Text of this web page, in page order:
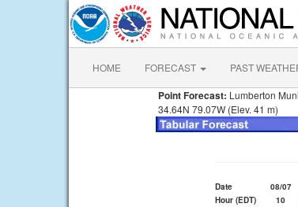
HOME FORECAST PAST
Point Forecast: Lumberton
34.64N 79.07W (Elev. 41 m)
Date 08/07
Hour (EDT)
10